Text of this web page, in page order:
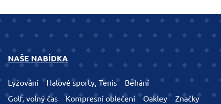
NAŠE NABÍDKA
Lyžování Halové sporty, Tenis
Běhání
Golf, volný čas
Kompresní oblečení Oakley
Značky